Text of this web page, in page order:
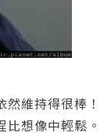
維持得很棒！
想像中輕鬆。